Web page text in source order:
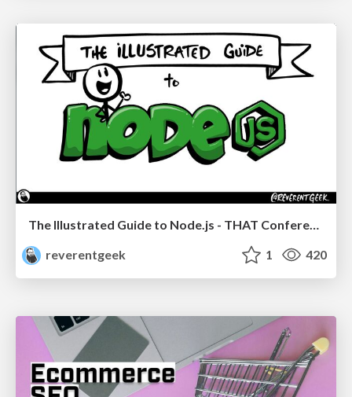
The Illustrated Guide to Node.js - THAT Conference 2024
reverentgeek
1 420